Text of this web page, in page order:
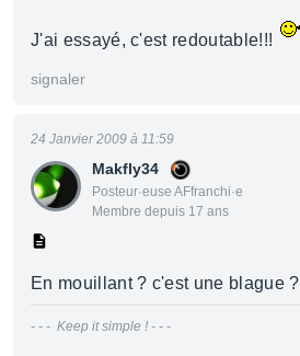
J'ai essayé, c'est redoutable!!!
signaler
Makfly34
Posteur·euse AFfranchi·e
Membre depuis 17 ans
24 Janvier 2009 à 11:59
En mouillant ? c'est une blague ?
- - - Keep it simple ! - - -